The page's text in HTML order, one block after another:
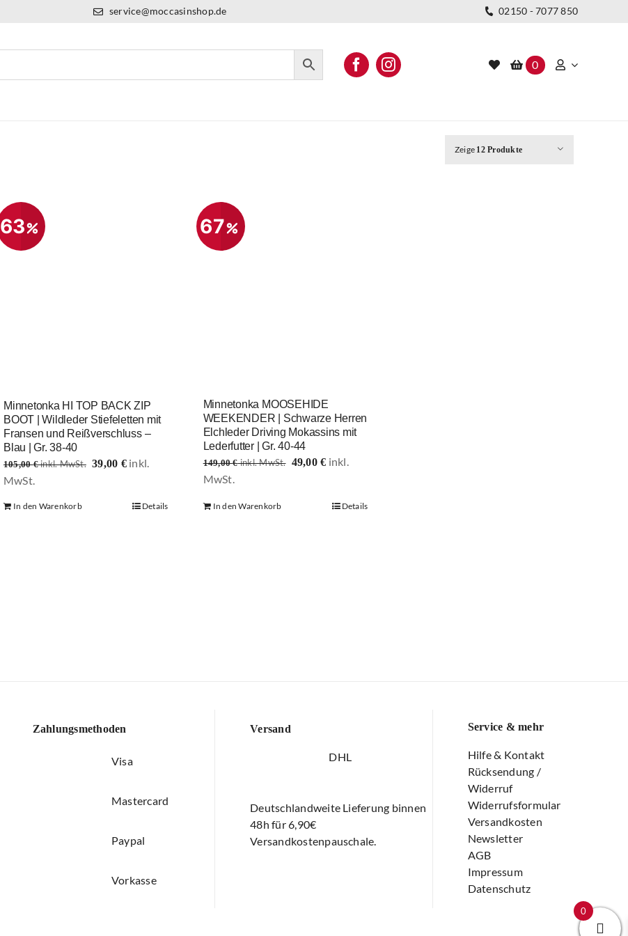
service@moccasinshop.de 02150 - 7077 850
0
Zeige 12 Produkte
63
Minnetonka HI TOP BACK ZIP
BOOT | Wildleder Stiefeletten mit
Fransen und Reißverschluss –
Blau | Gr. 38-40
105,00€
Ursprünglicher
105,00 €
39,00 €
ist:
In den Warenkorb Details
67
Minnetonka MOOSEHIDE
WEEKENDER | Schwarze Herren
Elchleder Driving Mokassins mit
Lederfutter | Gr. 40-44
149,00€
Ursprünglicher
149,00 €
49,00€
ist:
In den Warenkorb Details
Zahlungsmethoden
Visa
Mastercard
Paypal
Vorkasse
Versand
DHL
Deutschlandweite Lieferung binnen
48h für 6,90€
Versandkostenpauschale.
Service & mehr
Hilfe & Kontakt
Rücksendung /
Widerruf
Widerrufsformular
Versandkosten
Newsletter
AGB
Impressum
Datenschutz
0